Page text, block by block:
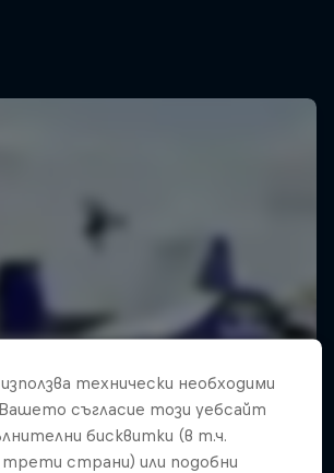
технически необходими
съгласие този уебсайт
бисквитки (в т.ч.
трети страни) или подобни